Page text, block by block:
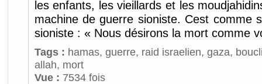
les enfants, les vieillards et les
machine de guerre sioniste. Cest comme
sioniste : « Nous désirons la mort comme
Tags : hamas, guerre, raid israelien, gaza,
allah, mort
Vue : 7534 fois